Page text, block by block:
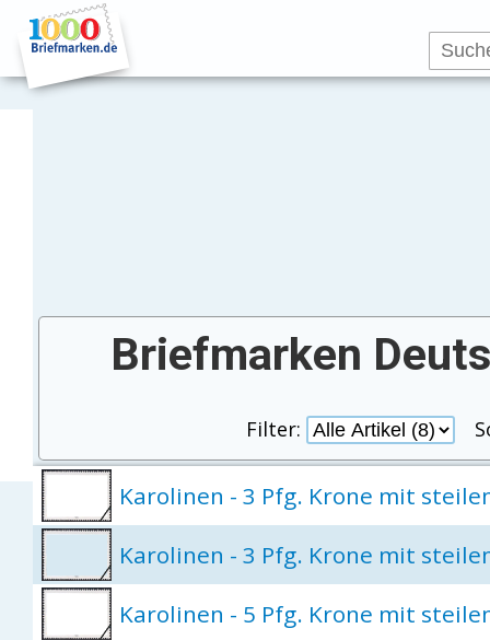
Briefmarken
Filter:
Karolinen - 3 Pfg. Krone mit
Karolinen - 3 Pfg. Krone mit
Karolinen - 5 Pfg. Krone mit